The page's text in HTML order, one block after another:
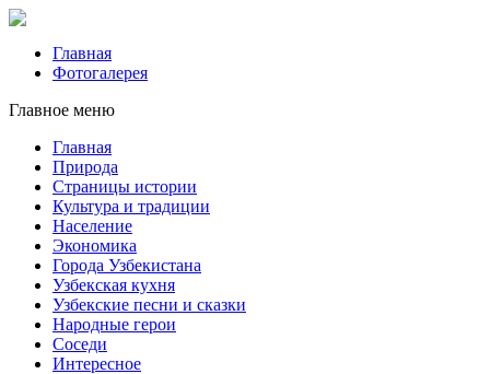
Главная
Фотогалерея
Главное меню
Главная
Природа
Страницы истории
Культура и традиции
Население
Экономика
Города Узбекистана
Узбекская кухня
Узбекские песни и сказки
Народные герои
Соседи
Интересное